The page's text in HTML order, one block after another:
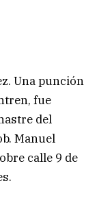
Una punción
fue
del
Manuel
calle 9 de